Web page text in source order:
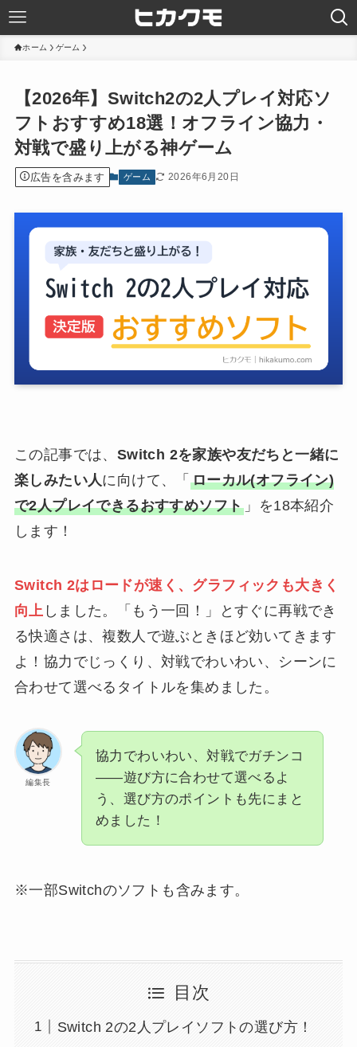
ホーム ゲーム
【2026年】Switch2の2人プレイ対応ソ
フトおすすめ18選！オフライン協力・
対戦で盛り上がる神ゲーム
広告を含みます ゲーム 2026年6月20日
この記事では、 Switch 2を家族や友だちと一緒に
楽しみたい人 に向けて、「 ローカル(オフライン)
で2人プレイできるおすすめソフト 」を18本紹介
します！
Switch 2はロードが速く、グラフィックも大きく
向上 しました。「もう一回！」とすぐに再戦でき
る快適さは、複数人で遊ぶときほど効いてきます
よ！協力でじっくり、対戦でわいわい、シーンに
合わせて選べるタイトルを集めました。
編集長
協力でわいわい、対戦でガチンコ
——遊び方に合わせて選べるよ
う、選び方のポイントも先にまと
めました！
※一部Switchのソフトも含みます。
目次
Switch 2の2人プレイソフトの選び方！